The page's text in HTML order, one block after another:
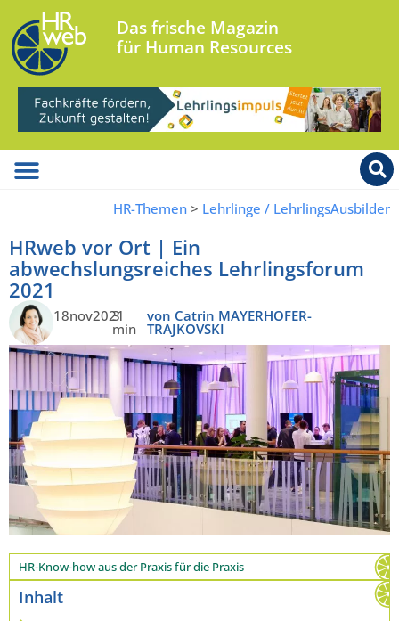
Das frische Magazin
für Human Resources
HR-Themen > Lehrlinge / LehrlingsAusbilder
HRweb vor Ort | Ein
abwechslungsreiches Lehrlingsforum
2021
18nov2021
3
min
von Catrin MAYERHOFER-
TRAJKOVSKI
HR-Know-how aus der Praxis für die Praxis
Inhalt